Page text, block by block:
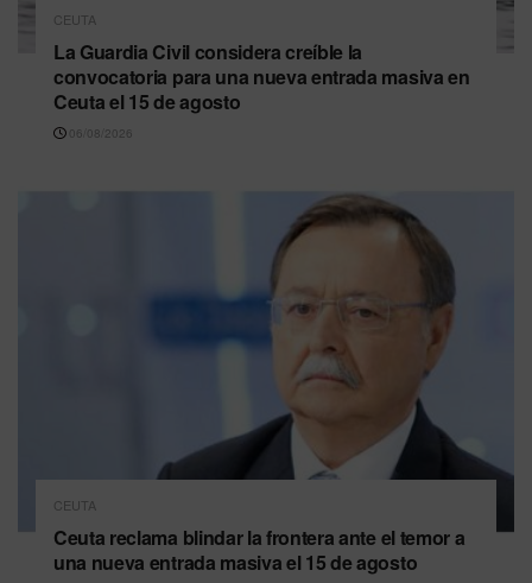
CEUTA
La Guardia Civil considera creíble la
convocatoria para una nueva entrada masiva en
Ceuta el 15 de agosto
06/08/2026
CEUTA
Ceuta reclama blindar la frontera ante el temor a
una nueva entrada masiva el 15 de agosto